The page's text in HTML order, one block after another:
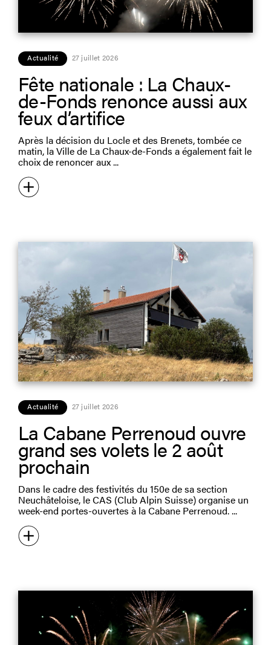
Actualité 27 juillet 2026
Fête nationale : La Chaux-
de-Fonds renonce aussi aux
feux d’artifice
Après la décision du Locle et des Brenets, tombée ce
matin, la Ville de La Chaux-de-Fonds a également fait le
choix de renoncer aux
Actualité 27 juillet 2026
La Cabane Perrenoud ouvre
grand ses volets le 2 août
prochain
Dans le cadre des festivités du 150e de sa section
Neuchâteloise, le CAS (Club Alpin Suisse) organise un
week-end portes-ouvertes à la Cabane Perrenoud.